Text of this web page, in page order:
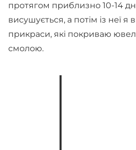
протягом приблизно 10-14
висушується, а потім із неї я
прикраси, які покриваю
смолою.